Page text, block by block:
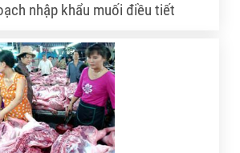
nhập khẩu muối điều tiết
lượng cao, phục vụ hoạt động sản
hóa chất trong năm 2012.